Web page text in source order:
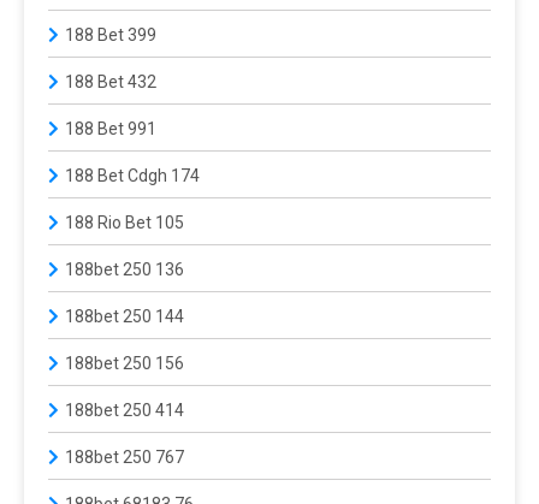
188 Bet 399
188 Bet 432
188 Bet 991
188 Bet Cdgh 174
188 Rio Bet 105
188bet 250 136
188bet 250 144
188bet 250 156
188bet 250 414
188bet 250 767